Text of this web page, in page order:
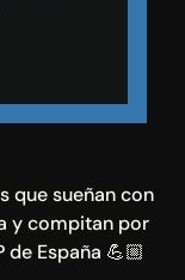
que sueñan con
y compitan por
España 💪🏼